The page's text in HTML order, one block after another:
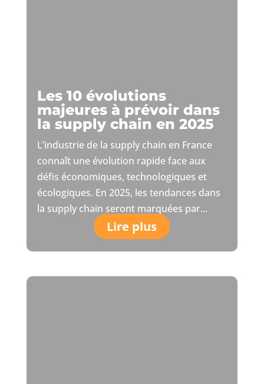
Les 10 évolutions
majeures à prévoir dans
la supply chain en 2025
L’industrie de la supply chain en France
connaît une évolution rapide face aux
défis économiques, technologiques et
écologiques. En 2025, les tendances dans
la supply chain seront marquées par...
Lire plus